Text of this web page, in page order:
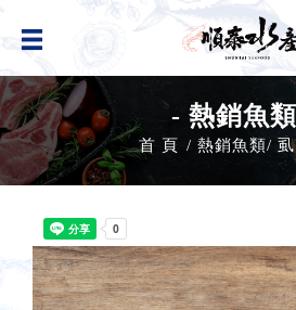
- 熱銷魚
首 頁 熱銷魚類